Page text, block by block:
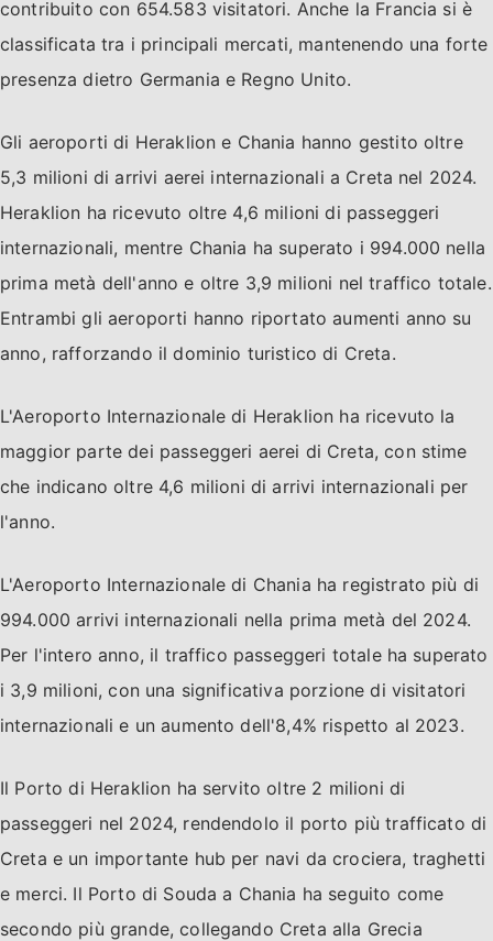
contribuito con 654.583 visitatori. Anche la Francia si è
classificata tra i principali mercati, mantenendo una forte
presenza dietro Germania e Regno Unito.
Gli aeroporti di Heraklion e Chania hanno gestito oltre
5,3 milioni di arrivi aerei internazionali a Creta nel 2024.
Heraklion ha ricevuto oltre 4,6 milioni di passeggeri
internazionali, mentre Chania ha superato i 994.000 nella
prima metà dell'anno e oltre 3,9 milioni nel traffico totale.
Entrambi gli aeroporti hanno riportato aumenti anno su
anno, rafforzando il dominio turistico di Creta.
L'Aeroporto Internazionale di Heraklion ha ricevuto la
maggior parte dei passeggeri aerei di Creta, con stime
che indicano oltre 4,6 milioni di arrivi internazionali per
l'anno.
L'Aeroporto Internazionale di Chania ha registrato più di
994.000 arrivi internazionali nella prima metà del 2024.
Per l'intero anno, il traffico passeggeri totale ha superato
i 3,9 milioni, con una significativa porzione di visitatori
internazionali e un aumento dell'8,4% rispetto al 2023.
Il Porto di Heraklion ha servito oltre 2 milioni di
passeggeri nel 2024, rendendolo il porto più trafficato di
Creta e un importante hub per navi da crociera, traghetti
e merci. Il Porto di Souda a Chania ha seguito come
secondo più grande, collegando Creta alla Grecia